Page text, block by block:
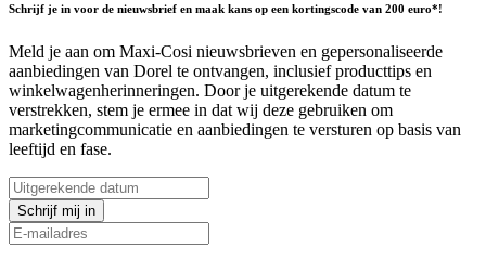
Schrijf je in voor de nieuwsbrief en maak kans op een kortingscode van 200 euro*!
Meld je aan om Maxi-Cosi nieuwsbrieven en gepersonaliseerde
aanbiedingen van Dorel te ontvangen, inclusief producttips en
winkelwagenherinneringen. Door je uitgerekende datum te
verstrekken, stem je ermee in dat wij deze gebruiken om
marketingcommunicatie en aanbiedingen te versturen op basis van
leeftijd en fase.
Schrijf mij in